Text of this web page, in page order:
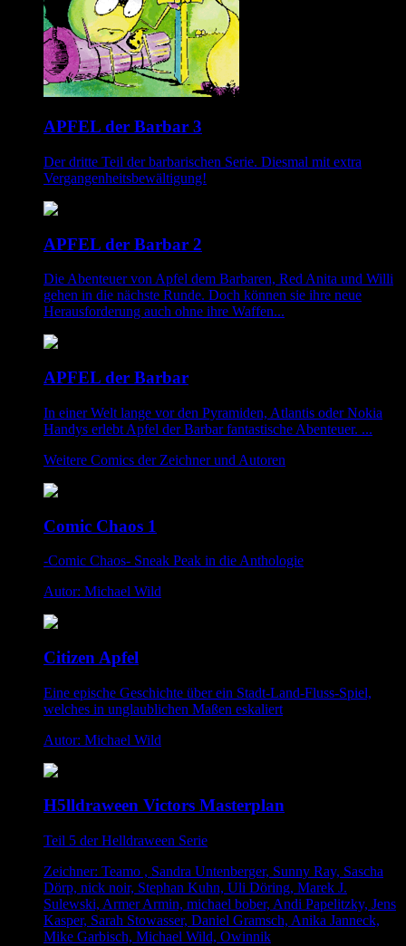
APFEL der Barbar 3
Der dritte Teil der barbarischen Serie. Diesmal mit extra
Vergangenheitsbewältigung!
APFEL der Barbar 2
Die Abenteuer von Apfel dem Barbaren, Red Anita und Willi
gehen in die nächste Runde. Doch können sie ihre neue
Herausforderung auch ohne ihre Waffen...
APFEL der Barbar
In einer Welt lange vor den Pyramiden, Atlantis oder Nokia
Handys erlebt Apfel der Barbar fantastische Abenteuer. ...
Weitere Comics der Zeichner und Autoren
Comic Chaos 1
-Comic Chaos- Sneak Peak in die Anthologie
Autor: Michael Wild
Citizen Apfel
Eine epische Geschichte über ein Stadt-Land-Fluss-Spiel,
welches in unglaublichen Maßen eskaliert
Autor: Michael Wild
H5lldraween Victors Masterplan
Teil 5 der Helldraween Serie
Zeichner: Teamo , Sandra Untenberger, Sunny Ray, Sascha
Dörp, nick noir, Stephan Kuhn, Uli Döring, Marek J.
Sulewski, Armer Armin, michael bober, Andi Papelitzky, Jens
Kasper, Sarah Stowasser, Daniel Gramsch, Anika Janneck,
Mike Garbisch, Michael Wild, Owinnik